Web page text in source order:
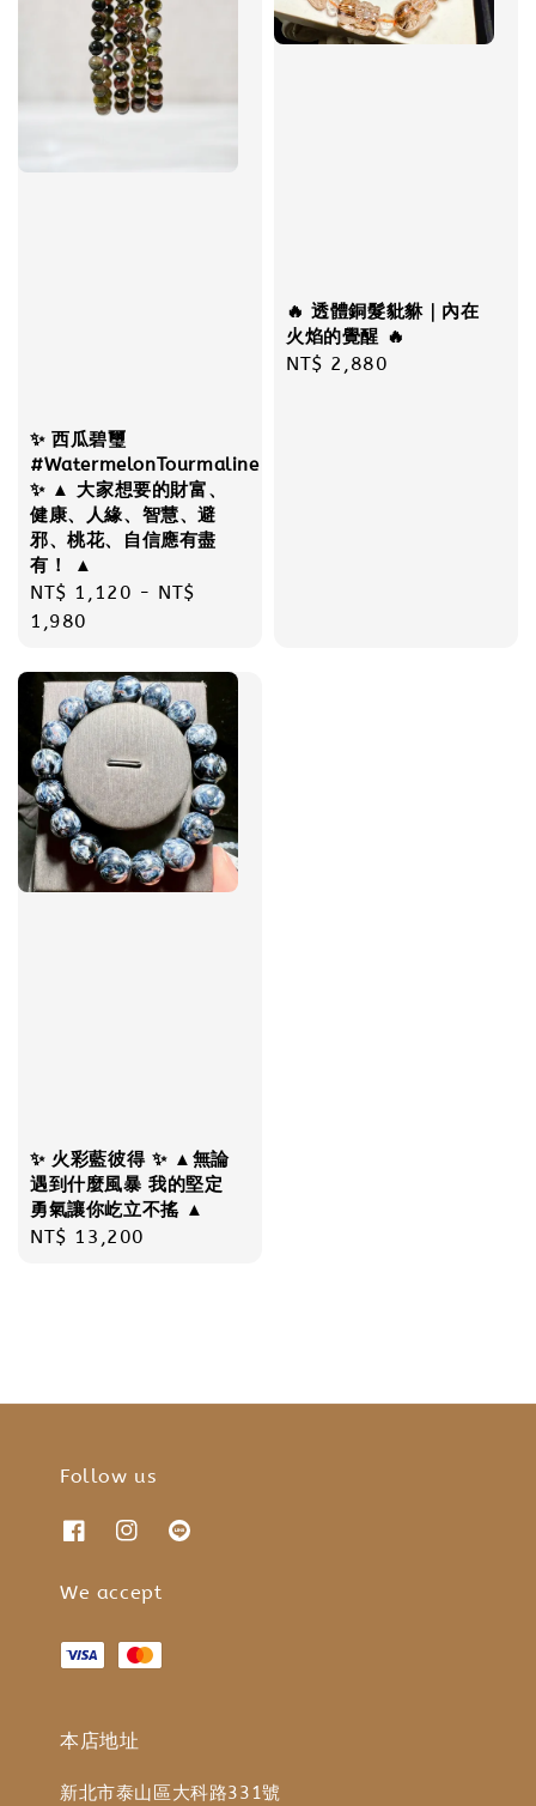
✨ 西瓜碧璽
#WatermelonTourmaline
✨ ▲ 大家想要的財富、
健康、人緣、智慧、避
邪、桃花、自信應有盡
有！ ▲
Regular
price
NT$ 1,120 - NT$
1,980
🔥 透體銅髮豼貅｜內在
火焰的覺醒 🔥
Regular
NT$ 2,880
✨ 火彩藍彼得 ✨ ▲無論
遇到什麼風暴 我的堅定
勇氣讓你屹立不搖 ▲
Regular
NT$ 13,200
Follow us
We accept
本店地址
新北市泰山區大科路331號